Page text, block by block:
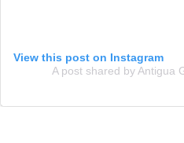
View this post on Instagram
A post shared by Antigua